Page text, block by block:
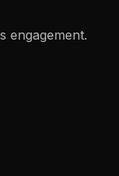
engagement.